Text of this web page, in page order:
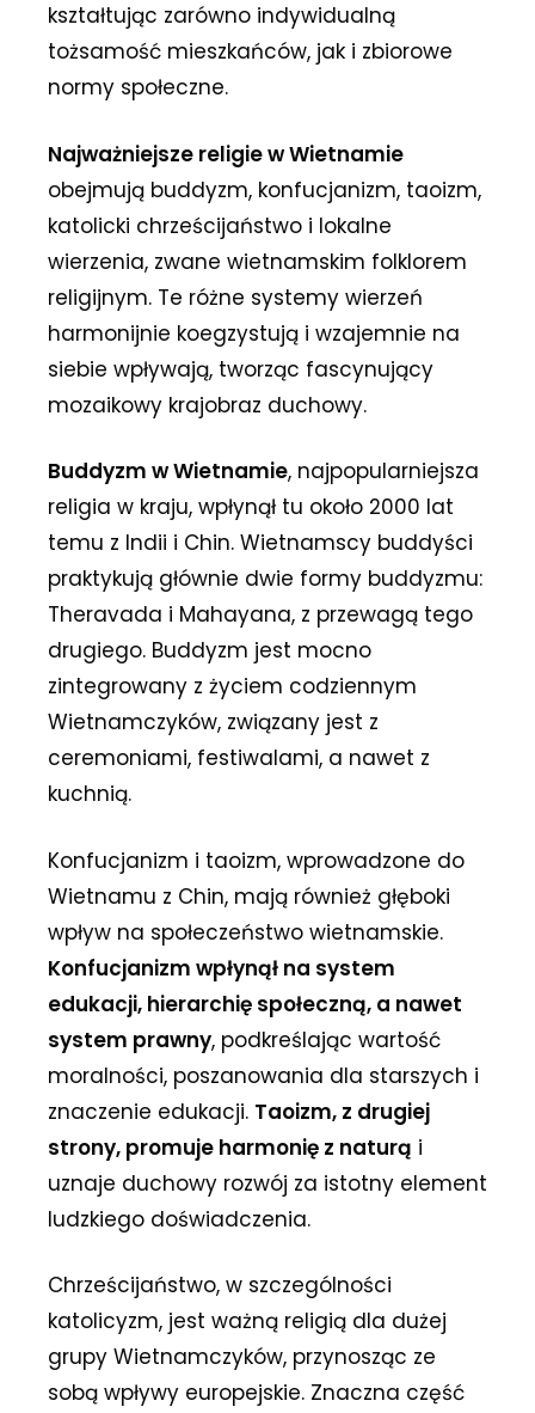
kształtując zarówno indywidualną
tożsamość mieszkańców, jak i zbiorowe
normy społeczne.
Najważniejsze religie w Wietnamie
obejmują buddyzm, konfucjanizm, taoizm,
katolicki chrześcijaństwo i lokalne
wierzenia, zwane wietnamskim folklorem
religijnym. Te różne systemy wierzeń
harmonijnie koegzystują i wzajemnie na
siebie wpływają, tworząc fascynujący
mozaikowy krajobraz duchowy.
Buddyzm w Wietnamie, najpopularniejsza
religia w kraju, wpłynął tu około 2000 lat
temu z Indii i Chin. Wietnamscy buddyści
praktykują głównie dwie formy buddyzmu:
Theravada i Mahayana, z przewagą tego
drugiego. Buddyzm jest mocno
zintegrowany z życiem codziennym
Wietnamczyków, związany jest z
ceremoniami, festiwalami, a nawet z
kuchnią.
Konfucjanizm i taoizm, wprowadzone do
Wietnamu z Chin, mają również głęboki
wpływ na społeczeństwo wietnamskie.
Konfucjanizm wpłynął na system
edukacji, hierarchię społeczną, a nawet
system prawny, podkreślając wartość
moralności, poszanowania dla starszych i
znaczenie edukacji. Taoizm, z drugiej
strony, promuje harmonię z naturą i
uznaje duchowy rozwój za istotny element
ludzkiego doświadczenia.
Chrześcijaństwo, w szczególności
katolicyzm, jest ważną religią dla dużej
grupy Wietnamczyków, przynosząc ze
sobą wpływy europejskie. Znaczna część